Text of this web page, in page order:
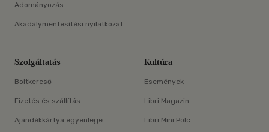
Adományozás
Akadálymentesítési nyilatkozat
Szolgáltatás
Boltkereső
Fizetés és szállítás
Ajándékkártya egyenlege
Kultúra
Események
Libri Magazin
Libri Mini Polc